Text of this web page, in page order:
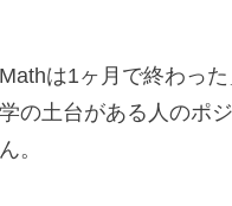
は1ヶ月で終わった
の土台がある人のポ
。